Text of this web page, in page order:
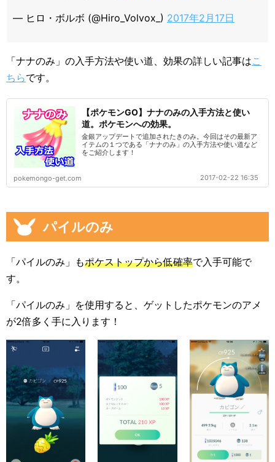
— ヒロ・ボルボ (@Hiro_Volvox_) 2017年2月17日
「ナナのみ」の入手方法や使い道、効果の詳しい記事はこ
ちらです。
【ポケモンGO】ナナのみの入手方法と使い
道。ポケモンへの効果。
金銀アップデートで追加されたきのみ。今回はその最新ア
イテムの１つである「ナナのみ」の入手方法や使い道など
をご紹介します！
pokemongo-get.com 2017-02-22 16:35
パイルのみ
「パイルのみ」もポケストップから低確率で入手可能で
す。
「パイルのみ」を使用すると、ゲットしたポケモンのアメ
が2倍多く手に入ります！